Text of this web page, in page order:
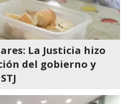
La Justicia hizo
del gobierno y